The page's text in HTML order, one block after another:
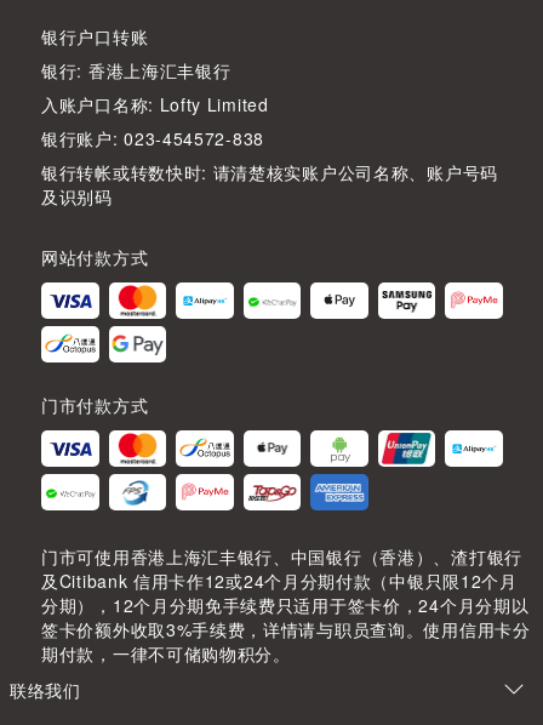
银行户口转账
银行: 香港上海汇丰银行
入账户口名称: Lofty Limited
银行账户: 023-454572-838
银行转帐或转数快时: 请清楚核实账户公司名称、账户号码
及识别码
网站付款方式
门市付款方式
门市可使用香港上海汇丰银行、中国银行（香港）、渣打银行
及Citibank 信用卡作12或24个月分期付款（中银只限12个月
分期），12个月分期免手续费只适用于签卡价，24个月分期以
签卡价额外收取3%手续费，详情请与职员查询。使用信用卡分
期付款，一律不可储购物积分。
联络我们